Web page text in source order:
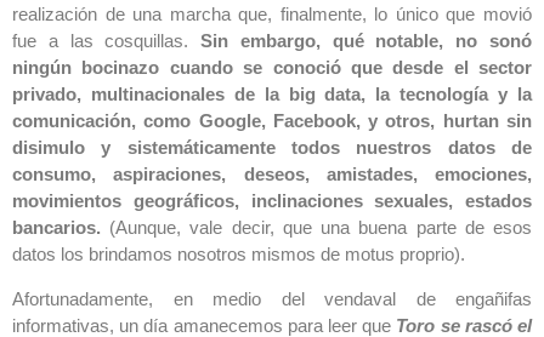
realización de una marcha que, finalmente, lo único que movió
fue a las cosquillas.Sin embargo, qué notable, no sonó
ningún bocinazo cuando se conoció que desde el sector
privado, multinacionales de la big data, la tecnología y la
comunicación, como Google, Facebook, y otros, hurtan sin
disimulo y sistemáticamente todos nuestros datos de
consumo, aspiraciones, deseos, amistades, emociones,
movimientos geográficos, inclinaciones sexuales, estados
bancarios. (Aunque, vale decir, que una buena parte de esos
datos los brindamos nosotros mismos de motus proprio).
Afortunadamente, en medio del vendaval de engañifas
informativas, un día amanecemos para leer que Toro se rascó el